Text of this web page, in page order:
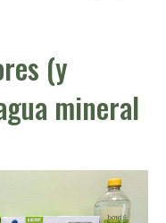
(y
mineral